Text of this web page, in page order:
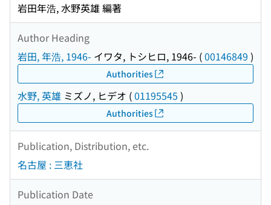
岩田年浩, 水野英雄 編著
Author Heading
岩田, 年浩, 1946- イワタ, トシヒロ, 1946- (00146849 )
Authorities
水野, 英雄 ミズノ, ヒデオ (01195545 )
Authorities
Publication, Distribution, etc.
名古屋 : 三恵社
Publication Date